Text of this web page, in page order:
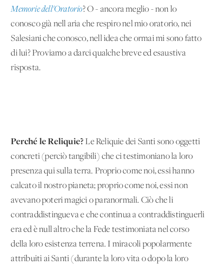
Memorie dell'Oratorio? O - ancora meglio - non lo
conosco già nell'aria che respiro nel mio oratorio, nei
Salesiani che conosco, nell'idea che ormai mi sono fatto
di lui? Proviamo a darci qualche breve ed esaustiva
risposta.
Perché le Reliquie? Le Reliquie dei Santi sono oggetti
concreti (perciò tangibili) che ci testimoniano la loro
presenza qui sulla terra. Proprio come noi, essi hanno
calcato il nostro pianeta; proprio come noi, essi non
avevano poteri magici o paranormali. Ciò che li
contraddistingueva e che continua a contraddistinguerli
era ed è null'altro che la Fede testimoniata nel corso
della loro esistenza terrena. I miracoli popolarmente
attribuiti ai Santi (durante la loro vita o dopo la loro